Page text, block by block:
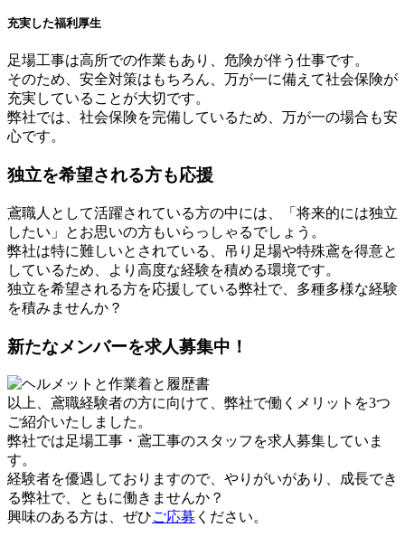
充実した福利厚生
足場工事は高所での作業もあり、危険が伴う仕事です。
そのため、安全対策はもちろん、万が一に備えて社会保険が
充実していることが大切です。
弊社では、社会保険を完備しているため、万が一の場合も安
心です。
独立を希望される方も応援
鳶職人として活躍されている方の中には、「将来的には独立
したい」とお思いの方もいらっしゃるでしょう。
弊社は特に難しいとされている、吊り足場や特殊鳶を得意と
しているため、より高度な経験を積める環境です。
独立を希望される方を応援している弊社で、多種多様な経験
を積みませんか？
新たなメンバーを求人募集中！
以上、鳶職経験者の方に向けて、弊社で働くメリットを3つ
ご紹介いたしました。
弊社では足場工事・鳶工事のスタッフを求人募集していま
す。
経験者を優遇しておりますので、やりがいがあり、成長でき
る弊社で、ともに働きませんか？
興味のある方は、ぜひご応募 ください。